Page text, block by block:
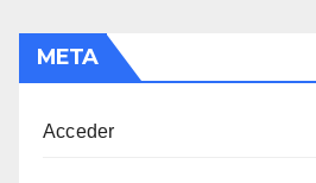
META
Acceder